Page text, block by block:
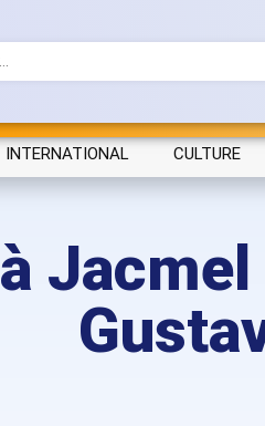
INTERNATIONAL CULTURE